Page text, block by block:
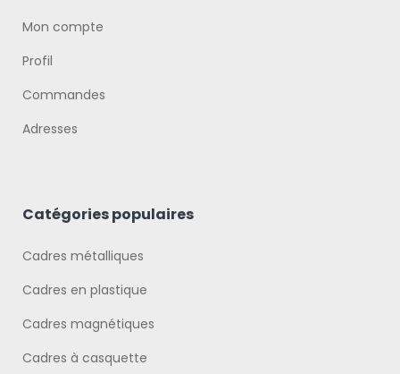
Mon compte
Profil
Commandes
Adresses
Catégories populaires
Cadres métalliques
Cadres en plastique
Cadres magnétiques
Cadres à casquette